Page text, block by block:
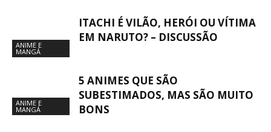
ANIME E
MANGÁ
ITACHI É VILÃO, HERÓI OU VÍTIMA
EM NARUTO? – DISCUSSÃO
ANIME E
MANGÁ
5 ANIMES QUE SÃO
SUBESTIMADOS, MAS SÃO MUITO
BONS